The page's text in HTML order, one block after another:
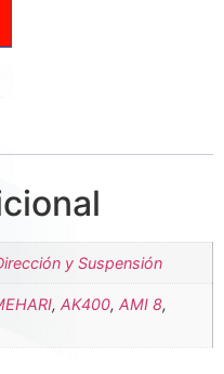
y Suspensión
, AK400, AMI 8,